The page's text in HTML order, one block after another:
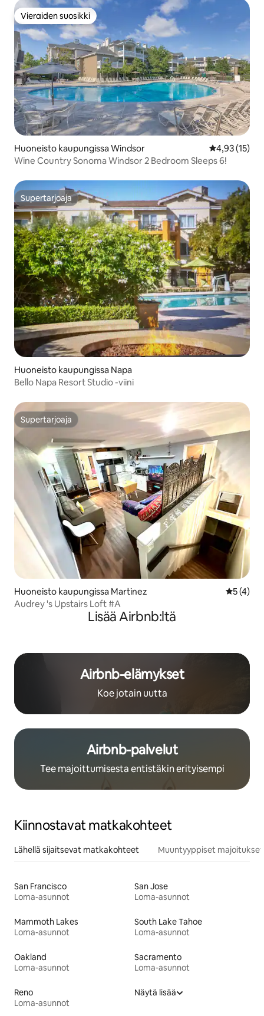
Vieraiden suosikki
Vieraiden suosikki
Huoneisto kaupungissa Windsor
4,93 (15)
Wine Country Sonoma Windsor 2 Bedroom Sleeps 6!
Supertarjoaja
Supertarjoaja
Huoneisto kaupungissa Napa
Bello Napa Resort Studio -viini
Supertarjoaja
Supertarjoaja
Huoneisto kaupungissa Martinez
5 (4)
Audrey 's Upstairs Loft #A
Lisää Airbnb:ltä
Airbnb-elämykset
Koe jotain uutta
Airbnb-palvelut
Tee majoittumisesta entistäkin erityisempi
Kiinnostavat matkakohteet
Lähellä sijaitsevat matkakohteet Muuntyyppiset majoitukset
San Francisco
Loma-asunnot
San Jose
Loma-asunnot
Mammoth Lakes
Loma-asunnot
South Lake Tahoe
Loma-asunnot
Oakland
Loma-asunnot
Sacramento
Loma-asunnot
Reno
Loma-asunnot
Näytä lisää